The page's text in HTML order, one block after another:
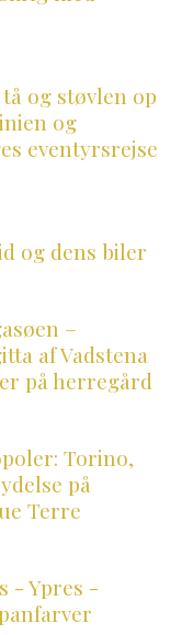
og støvlen op
og
eventyrsrejse
og dens biler
–
af Vadstena
på herregård
Torino,
på
Terre
- Ypres -